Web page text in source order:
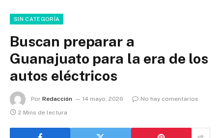
SIN CATEGORÍA
Buscan preparar a
Guanajuato para la era de los
autos eléctricos
Por Redacción 14 mayo, 2026
No hay comentarios
2 Mins de lectura